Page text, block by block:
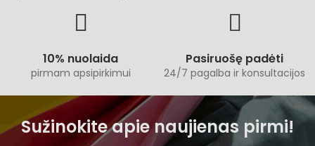
10% nuolaida
pirmam apsipirkimui
Pasiruošę padėti
24/7 pagalba ir konsultacijos
Sužinokite apie naujienas pirmi!